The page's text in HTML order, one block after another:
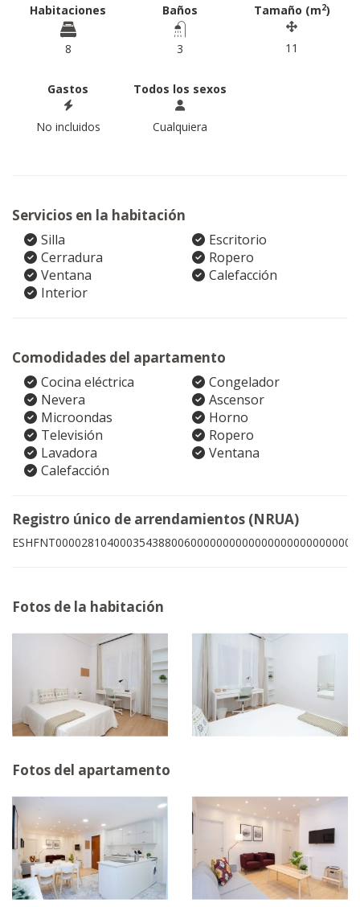
Habitaciones
8
Baños
3
Tamaño (m2)
11
Gastos
No incluidos
Todos los sexos
Cualquiera
Servicios en la habitación
Silla
Escritorio
Cerradura
Ropero
Ventana
Calefacción
Interior
Comodidades del apartamento
Cocina eléctrica
Congelador
Nevera
Ascensor
Microondas
Horno
Televisión
Ropero
Lavadora
Ventana
Calefacción
Registro único de arrendamientos (NRUA)
ESHFNT00002810400035438800600000000000000000000000008
Fotos de la habitación
Fotos del apartamento